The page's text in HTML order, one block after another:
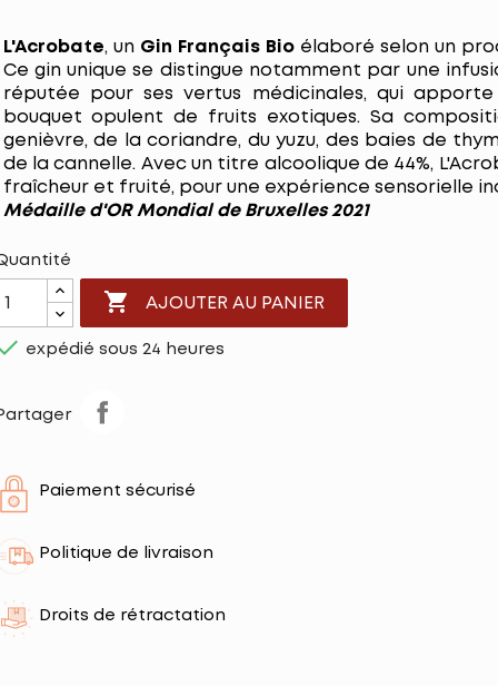
L'Acrobate, un Gin Français Bioélaboré selon un
Ce gin unique se distingue notamment par une
réputée pour ses vertus médicinales, qui
bouquet opulent de fruits exotiques. Sa
genièvre, de la coriandre, du yuzu, des baies de
de la cannelle. Avec un titre alcoolique de 44%,
fraîcheur et fruité, pour une expérience sensorielle
Médaille d'OR Mondial de Bruxelles 2021
 AJOUTER AU PANIER
expédié sous 24 heures
Paiement sécurisé
Politique de livraison
Droits de rétractation